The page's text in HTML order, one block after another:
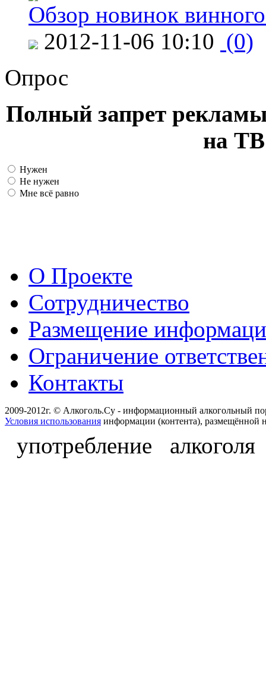
Обзор новинок
2012-11-06 10:10 (0)
Опрос
Полный запрет
на ТВ
Нужен
Не нужен
Мне всё равно
О Проекте
Сотрудничество
Размещение
Ограничение
Контакты
2009-2012г. © Алкоголь.Су - информационный алкогольный
Условия использования информации (контента), размещённой
употребление